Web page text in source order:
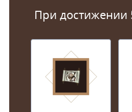
При достижении